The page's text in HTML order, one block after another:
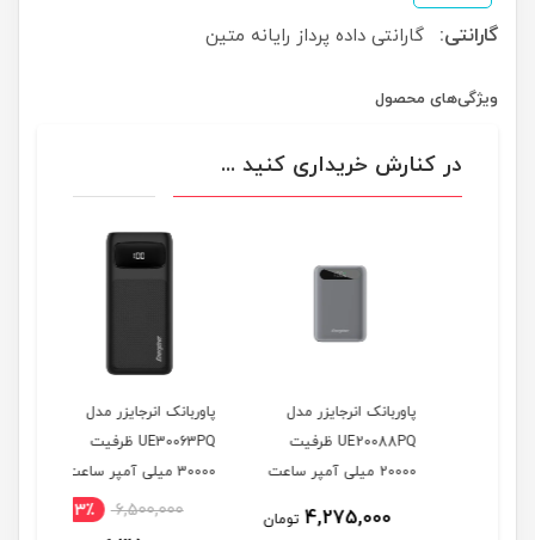
گارانتی: گارانتی داده پرداز رایانه متین
ویژگی‌های محصول
در کنارش خریداری کنید ...
پاوربانک انرجایزر مدل
UE20088PQ ظرفیت
20000 میلی آمپر ساعت
4,275,000 تومان
پاوربانک انرجایزر مدل
UE30063PQ ظرفیت
30000 میلی آمپر ساعت
6,500,000 3٪